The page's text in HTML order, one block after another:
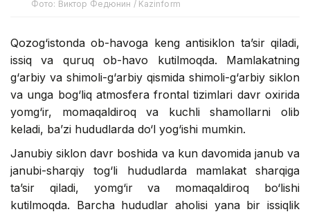
Фото: Виктор Федюнин / Kazinform
Qozog‘istonda ob-havoga keng antisiklon ta’sir qiladi,
issiq va quruq ob-havo kutilmoqda. Mamlakatning
g‘arbiy va shimoli-g‘arbiy qismida shimoli-g‘arbiy siklon
va unga bog‘liq atmosfera frontal tizimlari davr oxirida
yomg‘ir, momaqaldiroq va kuchli shamollarni olib
keladi, ba’zi hududlarda do‘l yog‘ishi mumkin.
Janubiy siklon davr boshida va kun davomida janub va
janubi-sharqiy tog‘li hududlarda mamlakat sharqiga
ta’sir qiladi, yomg‘ir va momaqaldiroq bo‘lishi
kutilmoqda. Barcha hududlar aholisi yana bir issiqlik